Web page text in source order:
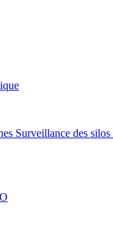
Surveillance des silos